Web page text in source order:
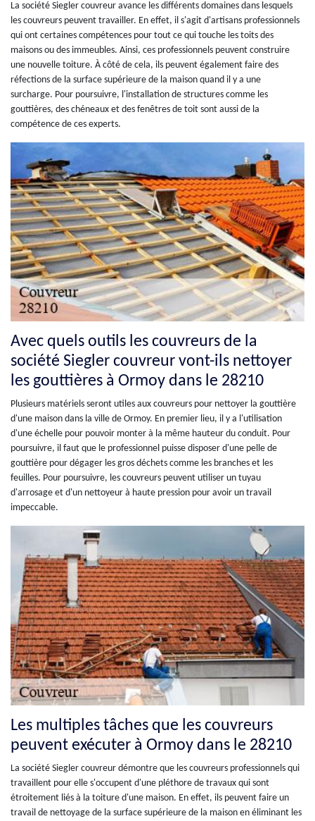
La société Siegler couvreur avance les différents domaines dans lesquels
les couvreurs peuvent travailler. En effet, il s'agit d'artisans professionnels
qui ont certaines compétences pour tout ce qui touche les toits des
maisons ou des immeubles. Ainsi, ces professionnels peuvent construire
une nouvelle toiture. À côté de cela, ils peuvent également faire des
réfections de la surface supérieure de la maison quand il y a une
surcharge. Pour poursuivre, l'installation de structures comme les
gouttières, des chéneaux et des fenêtres de toit sont aussi de la
compétence de ces experts.
Avec quels outils les couvreurs de la
société Siegler couvreur vont-ils nettoyer
les gouttières à Ormoy dans le 28210
Plusieurs matériels seront utiles aux couvreurs pour nettoyer la gouttière
d'une maison dans la ville de Ormoy. En premier lieu, il y a l'utilisation
d'une échelle pour pouvoir monter à la même hauteur du conduit. Pour
poursuivre, il faut que le professionnel puisse disposer d'une pelle de
gouttière pour dégager les gros déchets comme les branches et les
feuilles. Pour poursuivre, les couvreurs peuvent utiliser un tuyau
d'arrosage et d'un nettoyeur à haute pression pour avoir un travail
impeccable.
Les multiples tâches que les couvreurs
peuvent exécuter à Ormoy dans le 28210
La société Siegler couvreur démontre que les couvreurs professionnels qui
travaillent pour elle s'occupent d'une pléthore de travaux qui sont
étroitement liés à la toiture d'une maison. En effet, ils peuvent faire un
travail de nettoyage de la surface supérieure de la maison en éliminant les